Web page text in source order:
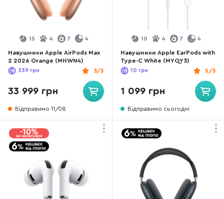
15 4 7 4
Навушники Apple AirPods Max
2 2026 Orange (MHWN4)
3/5
339 грн
33 999 грн
Відправимо 11/08
10 4 7 4
Навушники Apple EarPods with
Type-C White (MYQY3)
5/5
10 грн
1 099 грн
Відправимо сьогодні